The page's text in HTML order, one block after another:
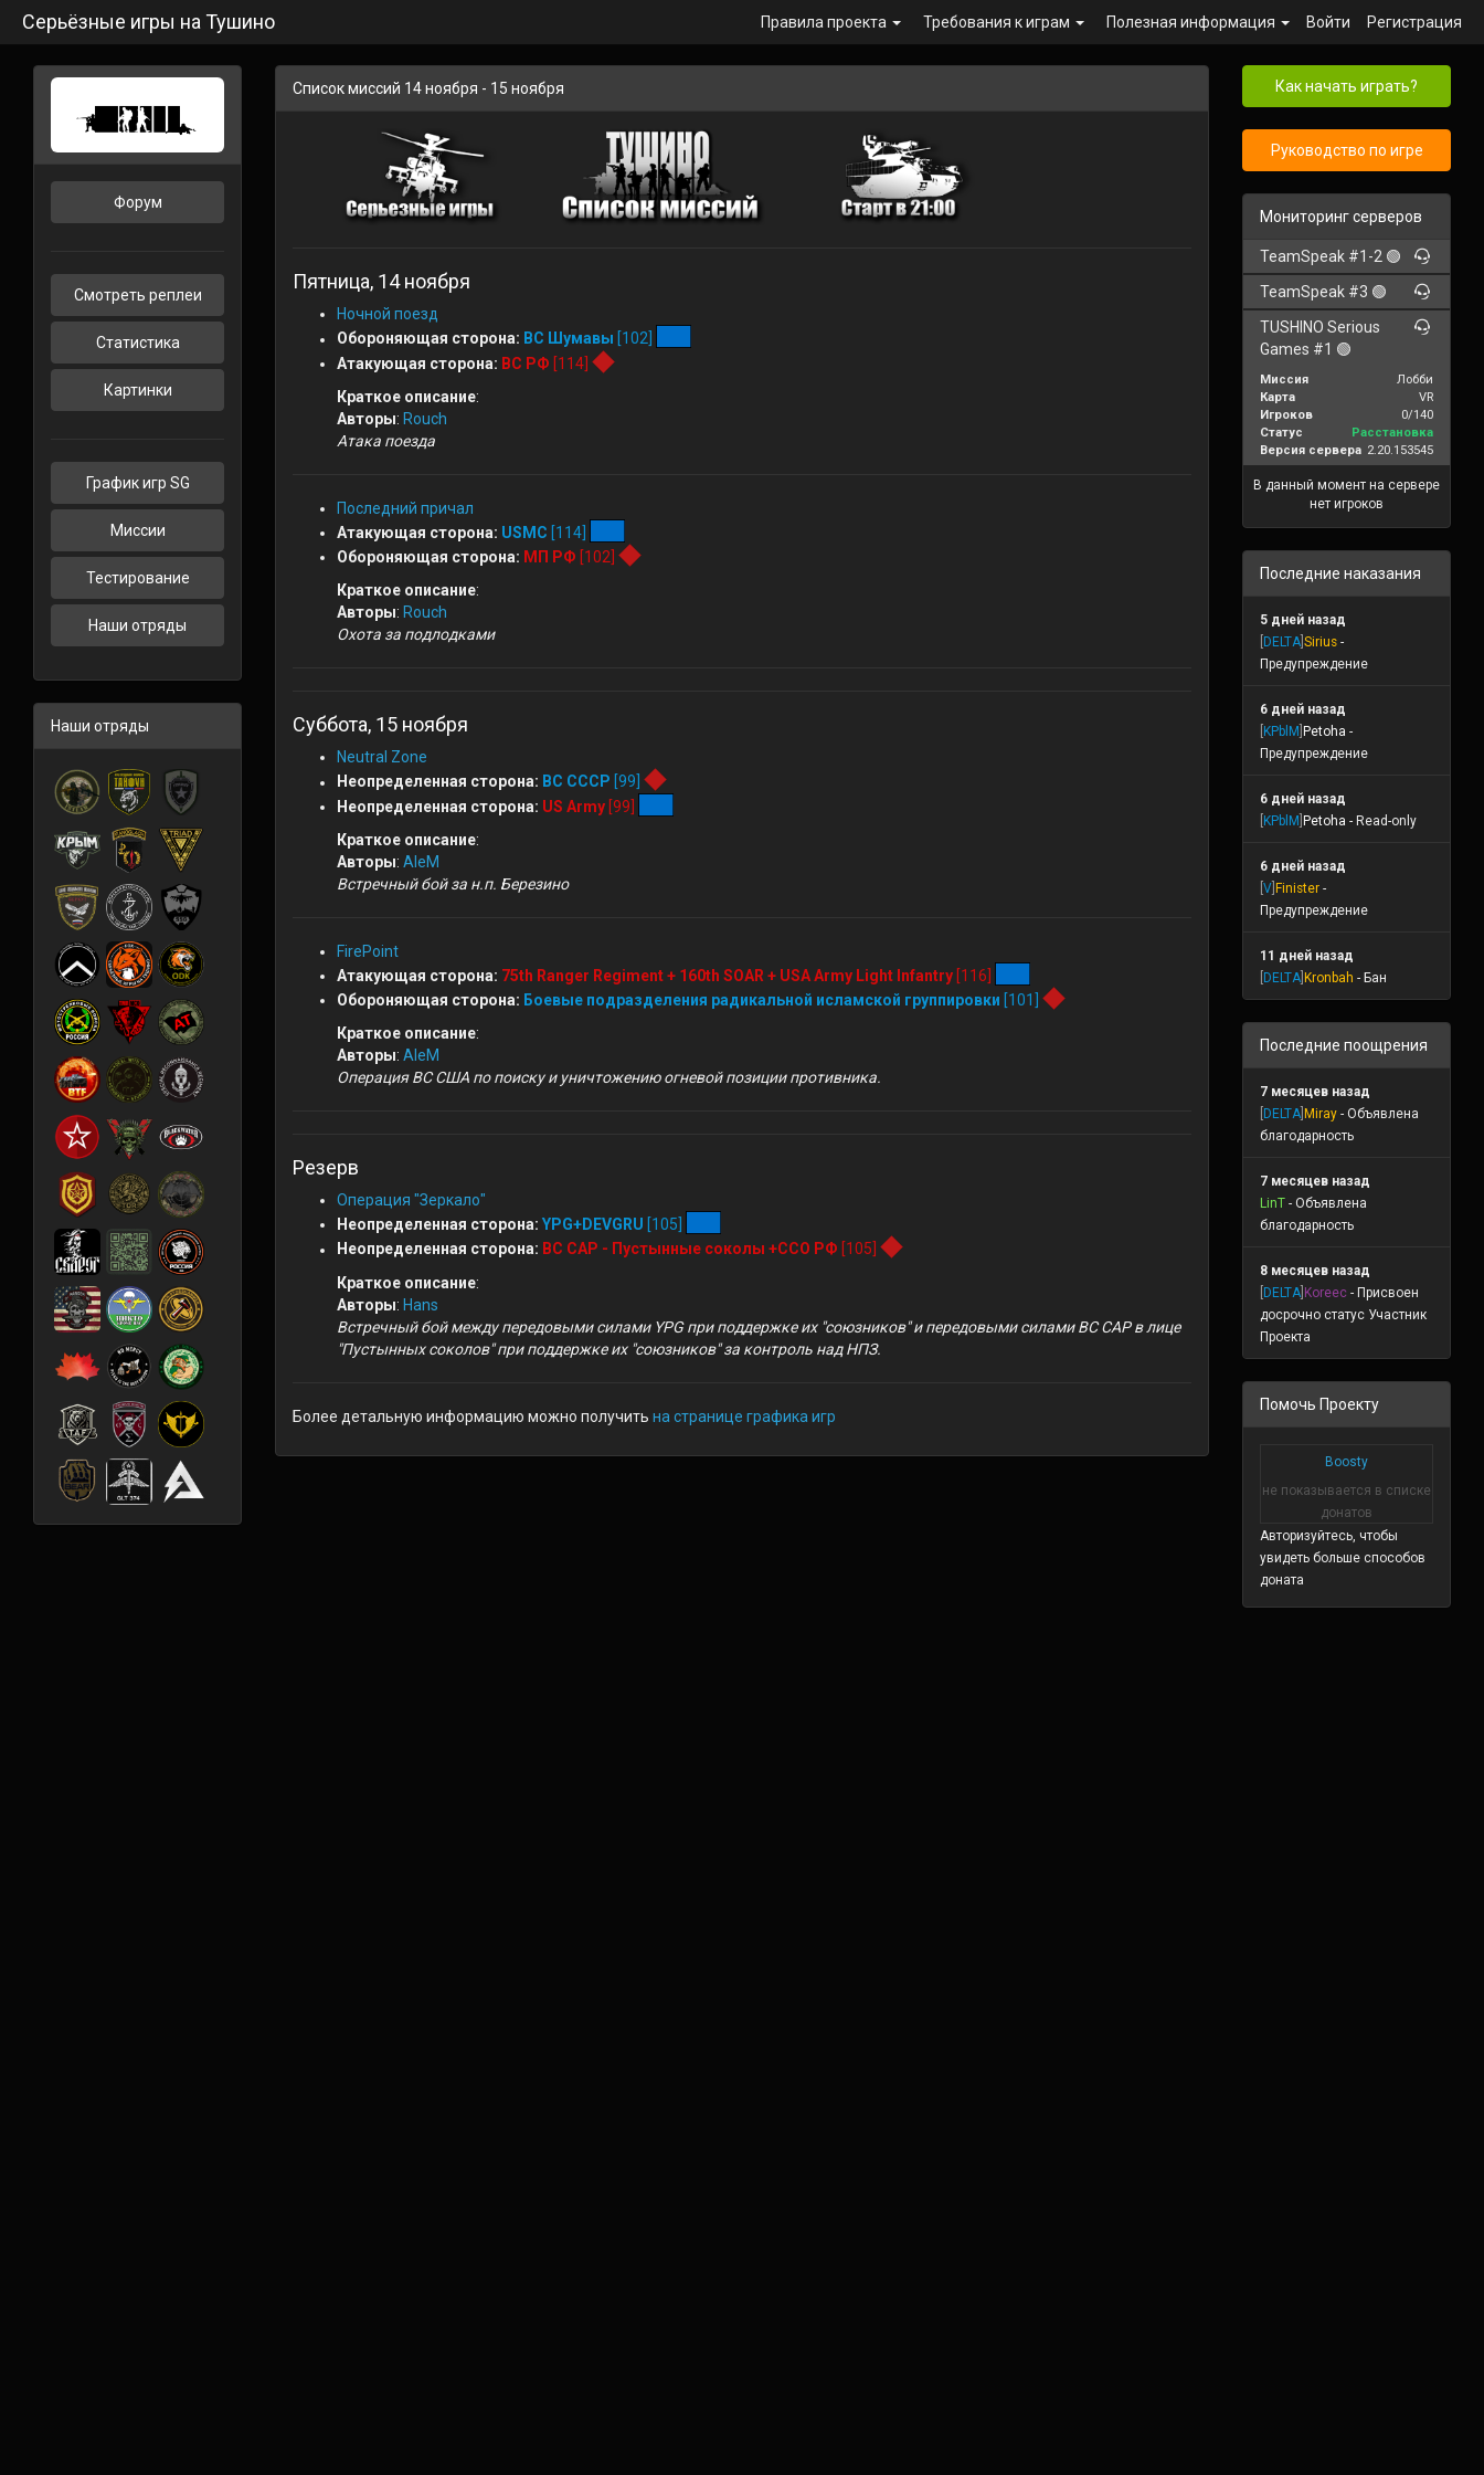
Серьёзные игры на Тушино Правила проекта Требования к играм Полезная информация Войти Регистрация
Форум
Смотреть реплеи
Статистика
Картинки
График игр SG
Миссии
Тестирование
Наши отряды
Наши отряды
Список миссий 14 ноября - 15 ноября
Пятница, 14 ноября
Ночной поезд
Обороняющая сторона: ВС Шумавы [102]
Атакующая сторона: ВС РФ [114]
Краткое описание:
Авторы: Rouch
Атака поезда
Последний причал
Атакующая сторона: USMC [114]
Обороняющая сторона: МП РФ [102]
Краткое описание:
Авторы: Rouch
Охота за подлодками
Суббота, 15 ноября
Neutral Zone
Неопределенная сторона: ВС СССР [99]
Неопределенная сторона: US Army [99]
Краткое описание:
Авторы: AleM
Встречный бой за н.п. Березино
FirePoint
Атакующая сторона: 75th Ranger Regiment + 160th SOAR + USA Army Light Infantry [116]
Обороняющая сторона: Боевые подразделения радикальной исламской группировки [101]
Краткое описание:
Авторы: AleM
Операция ВС США по поиску и уничтожению огневой позиции противника.
Резерв
Операция "Зеркало"
Неопределенная сторона: YPG+DEVGRU [105]
Неопределенная сторона: ВС САР - Пустынные соколы +ССО РФ [105]
Краткое описание:
Авторы: Hans
Встречный бой между передовыми силами YPG при поддержке их "союзников" и передовыми силами ВС САР в лице
"Пустынных соколов" при поддержке их "союзников" за контроль над НПЗ.
Более детальную информацию можно получить на странице графика игр
Как начать играть?
Руководство по игре
Мониторинг серверов
TeamSpeak #1-2 🟢
TeamSpeak #3 🟢
TUSHINO Serious
Games #1 🟢
Миссия
Лобби
Карта
VR
Игроков
0/140
Статус
Расстановка
Версия сервера 2.20.153545
В данный момент на сервере
нет игроков
Последние наказания
5 дней назад
DELTA Sirius -
Предупреждение
6 дней назад
KPblM Petoha -
Предупреждение
6 дней назад
KPblM Petoha - Read-only
6 дней назад
V Finister -
Предупреждение
11 дней назад
DELTA Kronbah - Бан
Последние поощрения
7 месяцев назад
DELTA Miray - Объявлена
благодарность
7 месяцев назад
LinT - Объявлена
благодарность
8 месяцев назад
DELTA Koreec - Присвоен
досрочно статус Участник
Проекта
Помочь Проекту
Boosty
не показывается в списке
донатов
Авторизуйтесь, чтобы
увидеть больше способов
доната